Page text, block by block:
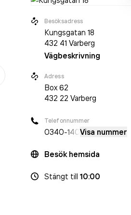
Besöksadress
Kungsgatan 18
432 41 Varberg
Vägbeskrivning
Adress
Box62
432 22 Varberg
Telefonnummer
0340-140Visa nummer
Besök hemsida
Stängt till 10:00